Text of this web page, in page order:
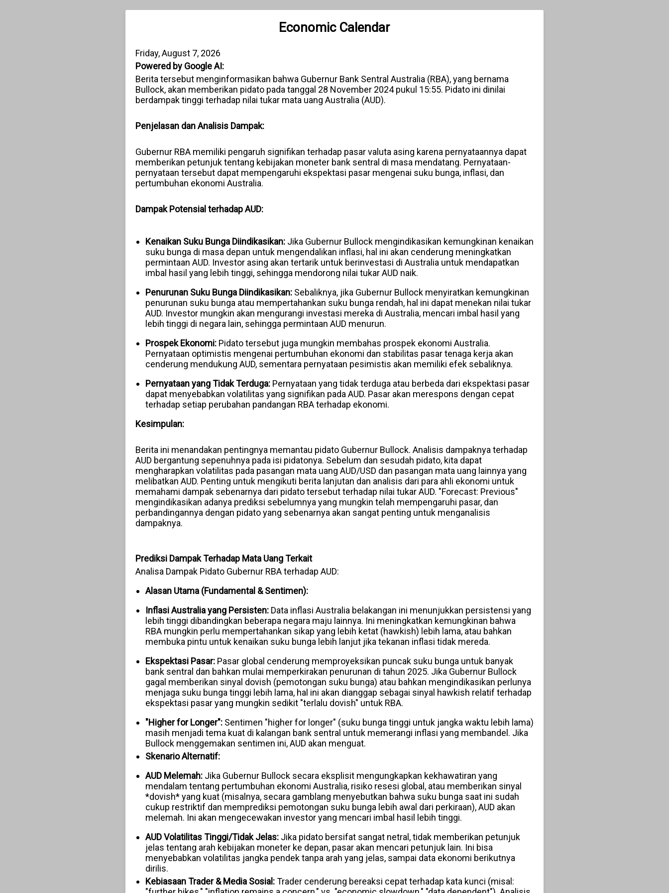
Economic Calendar
Friday, August 7, 2026
Powered by Google AI:
Berita tersebut menginformasikan bahwa Gubernur Bank Sentral Australia (RBA), yang bernama
Bullock, akan memberikan pidato pada tanggal 28 November 2024 pukul 15:55. Pidato ini dinilai
berdampak tinggi terhadap nilai tukar mata uang Australia (AUD).
Penjelasan dan Analisis Dampak:
Gubernur RBA memiliki pengaruh signifikan terhadap pasar valuta asing karena pernyataannya dapat
memberikan petunjuk tentang kebijakan moneter bank sentral di masa mendatang. Pernyataan-
pernyataan tersebut dapat mempengaruhi ekspektasi pasar mengenai suku bunga, inflasi, dan
pertumbuhan ekonomi Australia.
Dampak Potensial terhadap AUD:
Kenaikan Suku Bunga Diindikasikan:Jika Gubernur Bullock mengindikasikan kemungkinan kenaikan
suku bunga di masa depan untuk mengendalikan inflasi, hal ini akan cenderung meningkatkan
permintaan AUD. Investor asing akan tertarik untuk berinvestasi di Australia untuk mendapatkan
imbal hasil yang lebih tinggi, sehingga mendorong nilai tukar AUD naik.
Penurunan Suku Bunga Diindikasikan:Sebaliknya, jika Gubernur Bullock menyiratkan kemungkinan
penurunan suku bunga atau mempertahankan suku bunga rendah, hal ini dapat menekan nilai tukar
AUD. Investor mungkin akan mengurangi investasi mereka di Australia, mencari imbal hasil yang
lebih tinggi di negara lain, sehingga permintaan AUD menurun.
Prospek Ekonomi:Pidato tersebut juga mungkin membahas prospek ekonomi Australia.
Pernyataan optimistis mengenai pertumbuhan ekonomi dan stabilitas pasar tenaga kerja akan
cenderung mendukung AUD, sementara pernyataan pesimistis akan memiliki efek sebaliknya.
Pernyataan yang Tidak Terduga:Pernyataan yang tidak terduga atau berbeda dari ekspektasi pasar
dapat menyebabkan volatilitas yang signifikan pada AUD. Pasar akan merespons dengan cepat
terhadap setiap perubahan pandangan RBA terhadap ekonomi.
Kesimpulan:
Berita ini menandakan pentingnya memantau pidato Gubernur Bullock. Analisis dampaknya terhadap
AUD bergantung sepenuhnya pada isi pidatonya. Sebelum dan sesudah pidato, kita dapat
mengharapkan volatilitas pada pasangan mata uang AUD/USD dan pasangan mata uang lainnya yang
melibatkan AUD. Penting untuk mengikuti berita lanjutan dan analisis dari para ahli ekonomi untuk
memahami dampak sebenarnya dari pidato tersebut terhadap nilai tukar AUD. "Forecast: Previous"
mengindikasikan adanya prediksi sebelumnya yang mungkin telah mempengaruhi pasar, dan
perbandingannya dengan pidato yang sebenarnya akan sangat penting untuk menganalisis
dampaknya.
Prediksi Dampak Terhadap Mata Uang Terkait
Analisa Dampak Pidato Gubernur RBA terhadap AUD:
Alasan Utama (Fundamental & Sentimen):
Inflasi Australia yang Persisten:Data inflasi Australia belakangan ini menunjukkan persistensi yang
lebih tinggi dibandingkan beberapa negara maju lainnya. Ini meningkatkan kemungkinan bahwa
RBA mungkin perlu mempertahankan sikap yang lebih ketat (hawkish) lebih lama, atau bahkan
membuka pintu untuk kenaikan suku bunga lebih lanjut jika tekanan inflasi tidak mereda.
Ekspektasi Pasar:Pasar global cenderung memproyeksikan puncak suku bunga untuk banyak
bank sentral dan bahkan mulai memperkirakan penurunan di tahun 2025. Jika Gubernur Bullock
gagal memberikan sinyal dovish (pemotongan suku bunga) atau bahkan mengindikasikan perlunya
menjaga suku bunga tinggi lebih lama, hal ini akan dianggap sebagai sinyal hawkish relatif terhadap
ekspektasi pasar yang mungkin sedikit "terlalu dovish" untuk RBA.
"Higher for Longer":Sentimen "higher for longer" (suku bunga tinggi untuk jangka waktu lebih lama)
masih menjadi tema kuat di kalangan bank sentral untuk memerangi inflasi yang membandel. Jika
Bullock menggemakan sentimen ini, AUD akan menguat.
Skenario Alternatif:
AUD Melemah:Jika Gubernur Bullock secara eksplisit mengungkapkan kekhawatiran yang
mendalam tentang pertumbuhan ekonomi Australia, risiko resesi global, atau memberikan sinyal
*dovish* yang kuat (misalnya, secara gamblang menyebutkan bahwa suku bunga saat ini sudah
cukup restriktif dan memprediksi pemotongan suku bunga lebih awal dari perkiraan), AUD akan
melemah. Ini akan mengecewakan investor yang mencari imbal hasil lebih tinggi.
AUD Volatilitas Tinggi/Tidak Jelas:Jika pidato bersifat sangat netral, tidak memberikan petunjuk
jelas tentang arah kebijakan moneter ke depan, pasar akan mencari petunjuk lain. Ini bisa
menyebabkan volatilitas jangka pendek tanpa arah yang jelas, sampai data ekonomi berikutnya
dirilis.
Kebiasaan Trader & Media Sosial:Trader cenderung bereaksi cepat terhadap kata kunci (misal: